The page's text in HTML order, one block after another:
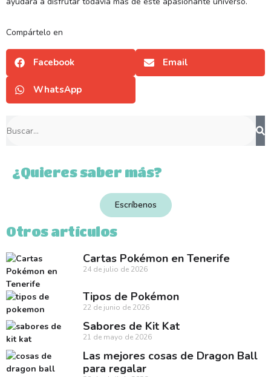
Compártelo en
Facebook Email
WhatsApp
¿Quieres saber más?
Escríbenos
Otros artículos
Cartas Pokémon en Tenerife
24 de julio de 2026
Tipos de Pokémon
22 de junio de 2026
Sabores de Kit Kat
21 de mayo de 2026
Las mejores cosas de Dragon Ball
para regalar